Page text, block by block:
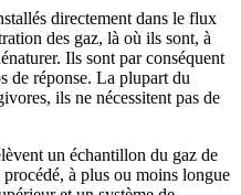
directement dans le flux
des gaz, là où ils sont, à
Ils sont par conséquent
de réponse. La plupart du
ils ne nécessitent pas de
un échantillon du gaz de
à plus ou moins longue